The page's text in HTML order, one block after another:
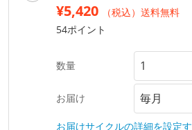
¥5,420
（税込）送料無料
54ポイント
数量
お届け
お届けサイクルの詳細を設定